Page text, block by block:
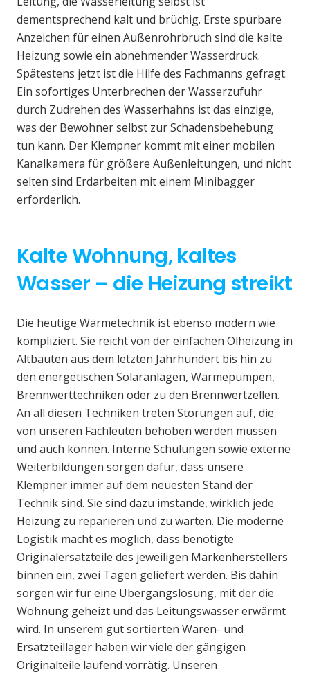
dementsprechend kalt und brüchig. Erste spürbare
Anzeichen für einen Außenrohrbruch sind die kalte
Heizung sowie ein abnehmender Wasserdruck.
Spätestens jetzt ist die Hilfe des Fachmanns gefragt.
Ein sofortiges Unterbrechen der Wasserzufuhr
durch Zudrehen des Wasserhahns ist das einzige,
was der Bewohner selbst zur Schadensbehebung
tun kann. Der Klempner kommt mit einer mobilen
Kanalkamera für größere Außenleitungen, und nicht
selten sind Erdarbeiten mit einem Minibagger
erforderlich.
Kalte Wohnung, kaltes
Wasser – die Heizung streikt
Die heutige Wärmetechnik ist ebenso modern wie
kompliziert. Sie reicht von der einfachen Ölheizung in
Altbauten aus dem letzten Jahrhundert bis hin zu
den energetischen Solaranlagen, Wärmepumpen,
Brennwerttechniken oder zu den Brennwertzellen.
An all diesen Techniken treten Störungen auf, die
von unseren Fachleuten behoben werden müssen
und auch können. Interne Schulungen sowie externe
Weiterbildungen sorgen dafür, dass unsere
Klempner immer auf dem neuesten Stand der
Technik sind. Sie sind dazu imstande, wirklich jede
Heizung zu reparieren und zu warten. Die moderne
Logistik macht es möglich, dass benötigte
Originalersatzteile des jeweiligen Markenherstellers
binnen ein, zwei Tagen geliefert werden. Bis dahin
sorgen wir für eine Übergangslösung, mit der die
Wohnung geheizt und das Leitungswasser erwärmt
wird. In unserem gut sortierten Waren- und
Ersatzteillager haben wir viele der gängigen
Originalteile laufend vorrätig. Unseren